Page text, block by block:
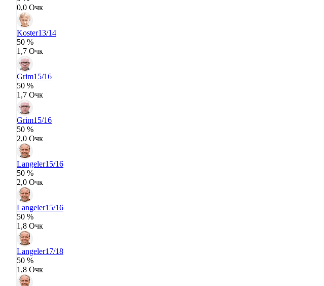
0,0 Очк
Koster13/14
50 %
1,7 Очк
Grim15/16
50 %
1,7 Очк
Grim15/16
50 %
2,0 Очк
Langeler15/16
50 %
2,0 Очк
Langeler15/16
50 %
1,8 Очк
Langeler17/18
50 %
1,8 Очк